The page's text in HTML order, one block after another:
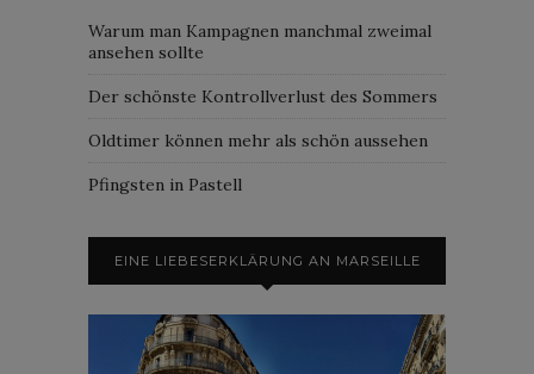
Warum man Kampagnen manchmal zweimal
ansehen sollte
Der schönste Kontrollverlust des Sommers
Oldtimer können mehr als schön aussehen
Pfingsten in Pastell
EINE LIEBESERKLÄRUNG AN MARSEILLE